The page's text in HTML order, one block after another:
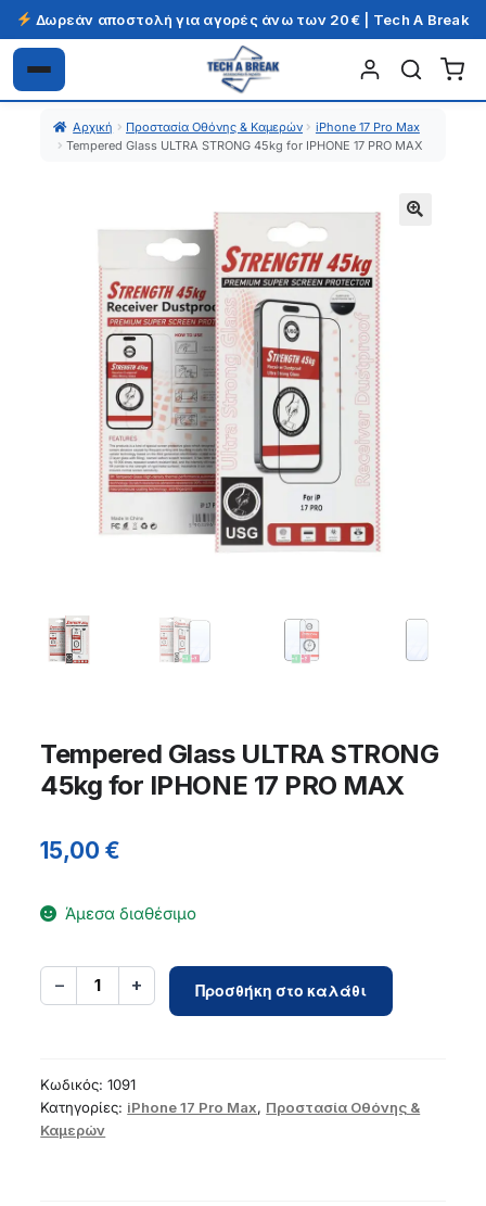
Δωρεάν αποστολή για αγορές άνω των 20€ | Tech A Break
Απευθείας
μετάβαση
Μετάβαση
σε
περιεχόμενο
Αρχική Προστασία Οθόνης & Καμερών
iPhone 17 Pro Max
Tempered Glass ULTRA STRONG 45kg for IPHONE 17 PRO MAX
Tempered Glass ULTRA STRONG
45kg for IPHONE 17 PRO MAX
15,00€
Άμεσα διαθέσιμο
− 1 +
Tempered
Glass
for
Προσθήκη στο καλάθι
Κωδικός:1091
Κατηγορίες: iPhone 17 Pro Max, Προστασία Οθόνης &
Καμερών